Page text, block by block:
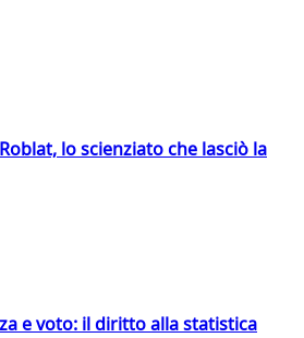
lo scienziato che lasciò la
e voto: il diritto alla statistica